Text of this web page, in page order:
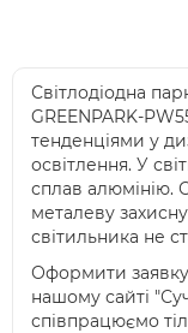
Світлодіодна
GREENPARK-
тенденціями у
освітлення. У
сплав алюмінію.
металеву
світильника не
Оформити
нашому сайті
співпрацюємо